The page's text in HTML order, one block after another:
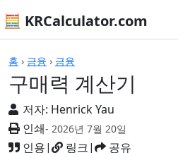
🧮 KRCalculator.com
홈 › 금융 › 금융
구매력 계산기
저자: Henrick Yau
인쇄- 2026년 7월 20일
인용| 링크| 공유
계산기